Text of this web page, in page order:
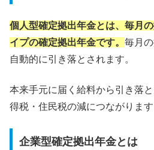
個人型確定拠出年金とは、毎月
イプの確定拠出年金です。 毎月
自動的に引き落とされます。
本来手元に届く給料から引き落
得税・住民税の減につながります
企業型確定拠出年金とは